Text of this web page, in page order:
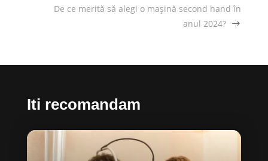
De ce merită să alegi o mașină second hand în
anul 2024?
Iti recomandam